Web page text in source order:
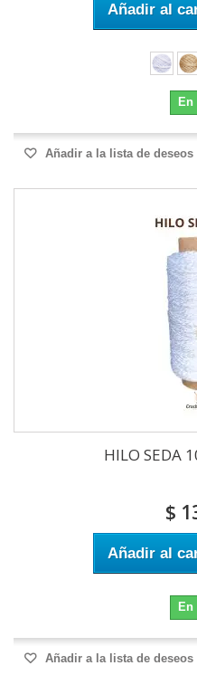
Añadir al
En
Añadir a la lista de deseos
HILO SEDA
$
Añadir al
En
Añadir a la lista de deseos